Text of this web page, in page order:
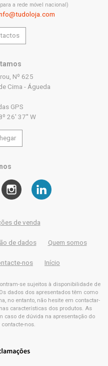
a rede móvel nacional)
Nº 625
Cima - Águeda
GPS
26' 37'' W
de venda
de dados Quem somos
nos Início
se sujeitos à disponibilidade de
dados dos apresentados têm como
no entanto, não hesite em contactar-
características dos produtos. As
caso de dúvida na apresentação do
nos.